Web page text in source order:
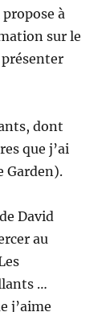
à
sur le
dont
que j’ai
Garden).
David
au
…
j’aime